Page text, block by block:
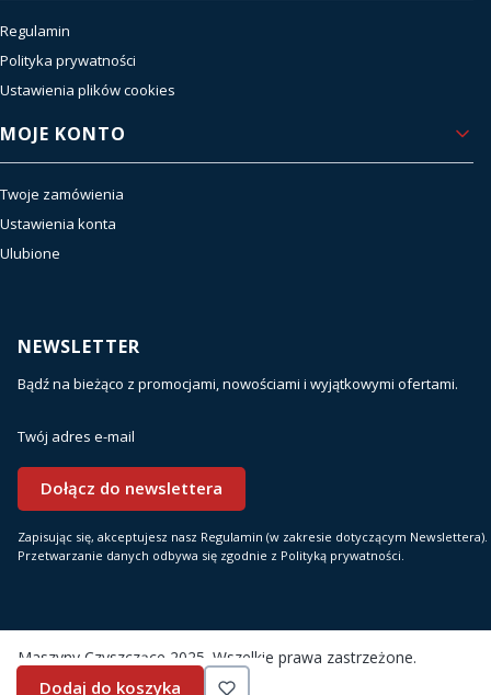
Regulamin
Polityka prywatności
Ustawienia plików cookies
MOJE KONTO
Twoje zamówienia
Ustawienia konta
Ulubione
NEWSLETTER
Bądź na bieżąco z promocjami, nowościami i wyjątkowymi ofertami.
Twój adres e-mail
Dołącz do newslettera
Zapisując się, akceptujesz nasz Regulamin (w zakresie dotyczącym Newslettera).
Przetwarzanie danych odbywa się zgodnie z Polityką prywatności.
Maszyny Czyszczące 2025. Wszelkie prawa zastrzeżone.
Dodaj do koszyka